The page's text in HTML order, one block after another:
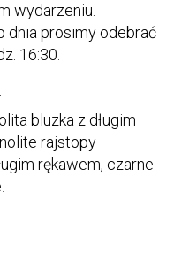
wydarzeniu.
dnia prosimy odebrać
16:30.
bluzka z długim
rajstopy
rękawem, czarne
.